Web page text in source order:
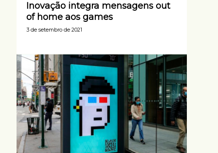
Inovação integra mensagens out
of home aos games
3 de setembro de 2021